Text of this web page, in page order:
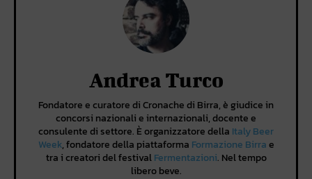
Andrea Turco
Fondatore e curatore di Cronache di Birra, è giudice in
concorsi nazionali e internazionali, docente e
consulente di settore. È organizzatore della Italy Beer
Week, fondatore della piattaforma Formazione Birrae
tra i creatori del festivalFermentazioni. Nel tempo
libero beve.